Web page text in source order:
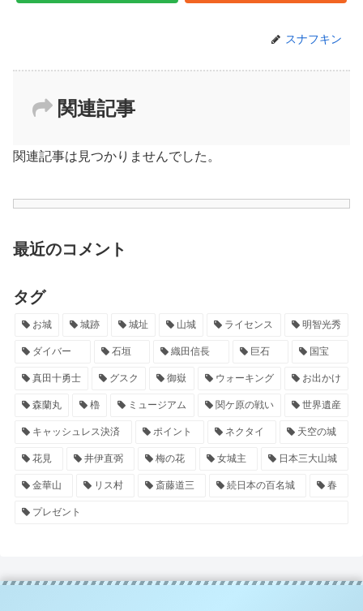
スナフキン
関連記事
関連記事は見つかりませんでした。
最近のコメント
タグ
お城 城跡 城址 山城 ライセンス 明智光秀
ダイバー 石垣 織田信長 巨石 国宝
真田十勇士 グスク 御嶽 ウォーキング お出かけ
森蘭丸 櫓 ミュージアム 関ケ原の戦い 世界遺産
キャッシュレス決済 ポイント ネクタイ 天空の城
花見 井伊直弼 梅の花 女城主 日本三大山城
金華山 リス村 斎藤道三 続日本の百名城 春
プレゼント